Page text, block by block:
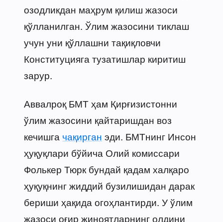
озодликдан маҳрум қилиш жазоси
қўлланилган. Ўлим жазосини тиклаш
учун уни қўллашни тақиқловчи
Конституцияга тузатишлар киритиш
зарур.
Аввалроқ БМТ ҳам Қирғизистонни
ўлим жазосини қайтаришдан воз
кечишга чақирган эди. БМТнинг Инсон
ҳуқуқлари бўйича Олий комиссари
Фолькер Тюрк бундай қадам халқаро
ҳуқуқнинг жиддий бузилишидан дарак
бериши ҳақида огоҳлантирди. У ўлим
жазоси оғир жиноятларнинг олдини